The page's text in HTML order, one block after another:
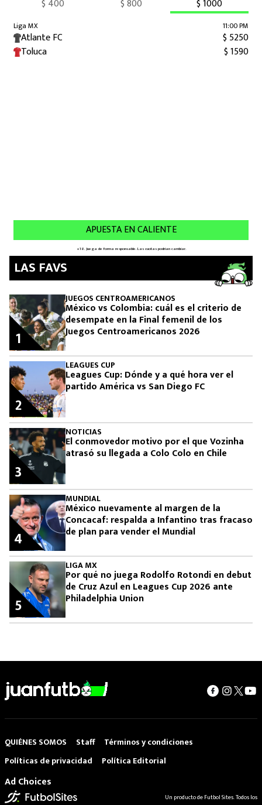
LAS FAVS
JUEGOS CENTROAMERICANOS
México vs Colombia: cuál es el criterio de
desempate en la Final femenil de los
Juegos Centroamericanos 2026
1
LEAGUES CUP
Leagues Cup: Dónde y a qué hora ver el
partido América vs San Diego FC
2
NOTICIAS
El conmovedor motivo por el que Vozinha
atrasó su llegada a Colo Colo en Chile
3
MUNDIAL
México nuevamente al margen de la
Concacaf: respalda a Infantino tras fracaso
de plan para vender el Mundial
4
LIGA MX
Por qué no juega Rodolfo Rotondi en debut
de Cruz Azul en Leagues Cup 2026 ante
Philadelphia Union
5
QUIÉNES SOMOS Staff
Términos y condiciones
Políticas de privacidad
Política Editorial
Ad Choices
Un producto de Futbol Sites. Todos los